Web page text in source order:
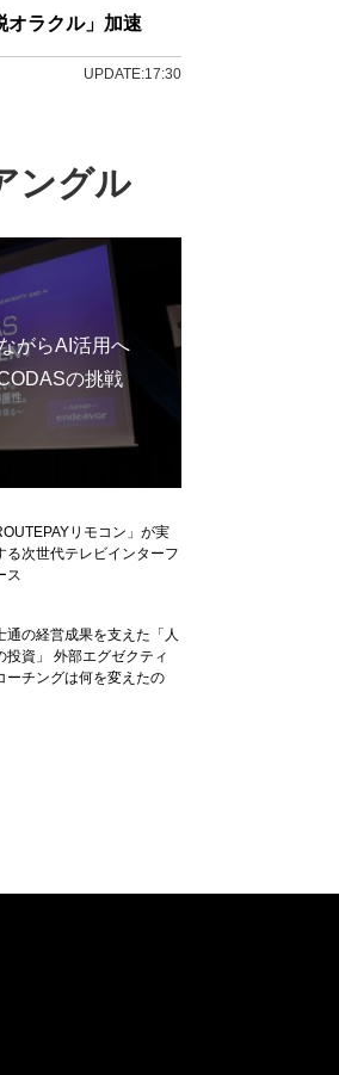
オラクル」加速
UPDATE:17:30
ングル
がらAI活用へ
の挑戦
リモコン」が実
る次世代テレビインターフ
ス
通の経営成果を支えた「人
投資」 外部エグゼクティ
ーチングは何を変えたの